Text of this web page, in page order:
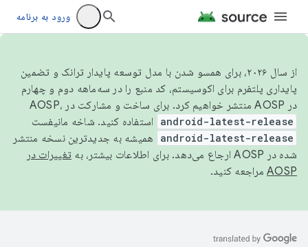
ورود به برنامه
از سال ۲۰۲۶، برای همسو شدن با مدل توسعه پایدار ترانک و تضمین
پایداری پلتفرم برای اکوسیستم، کد منبع را در سه‌ماهه دوم و چهارم
در AOSP منتشر خواهیم کرد. برای ساخت و مشارکت در AOSP،
android-latest-release استفاده کنید. شاخه مانیفست
android-latest-release
همیشه به جدیدترین نسخه منتشر
شده در AOSP ارجاع می‌دهد. برای اطلاعات بیشتر، به
تغییرات در
AOSP مراجعه کنید.